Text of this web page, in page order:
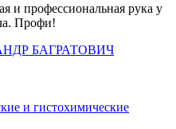
и профессиональная рука у
Профи!
БАГРАТОВИЧ
и гистохимические